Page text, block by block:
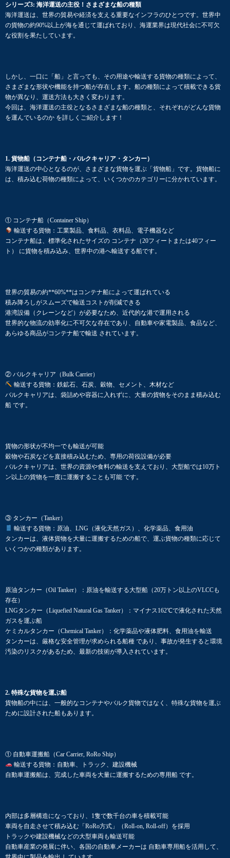
シリーズ3: 海洋運送の主役！さまざまな船の種類
海洋運送は、世界の貿易や経済を支える重要なインフラのひとつです。世界中
の貨物の約90%以上が海を通じて運ばれており、海運業界は現代社会に不可欠
な役割を果たしています。
しかし、一口に「船」と言っても、その用途や輸送する貨物の種類によって、
さまざまな形状や機能を持つ船が存在します。船の種類によって積載できる貨
物が異なり、運送方法も大きく変わります。
今回は、海洋運送の主役となるさまざまな船の種類と、それぞれがどんな貨物
を運んでいるのか を詳しくご紹介します！
1. 貨物船（コンテナ船・バルクキャリア・タンカー）
海洋運送の中心となるのが、さまざまな貨物を運ぶ「貨物船」です。貨物船に
は、積み込む荷物の種類によって、いくつかのカテゴリーに分かれています。
① コンテナ船（Container Ship）
輸送する貨物：工業製品、食料品、衣料品、電子機器など
コンテナ船は、標準化されたサイズの コンテナ（20フィートまたは40フィー
ト） に貨物を積み込み、世界中の港へ輸送する船です。
世界の貿易の約**60%**はコンテナ船によって運ばれている
積み降ろしがスムーズで輸送コストが削減できる
港湾設備（クレーンなど）が必要なため、近代的な港で運用される
世界的な物流の効率化に不可欠な存在であり、自動車や家電製品、食品など、
あらゆる商品がコンテナ船で輸送 されています。
② バルクキャリア（Bulk Carrier）
輸送する貨物：鉄鉱石、石炭、穀物、セメント、木材など
バルクキャリアは、袋詰めや容器に入れずに、大量の貨物をそのまま積み込む
船 です。
貨物の形状が不均一でも輸送が可能
穀物や石炭などを直接積み込むため、専用の荷役設備が必要
バルクキャリアは、世界の資源や食料の輸送を支えており、大型船では10万ト
ン以上の貨物を一度に運搬することも可能 です。
③ タンカー（Tanker）
輸送する貨物：原油、LNG（液化天然ガス）、化学薬品、食用油
タンカーは、液体貨物を大量に運搬するための船で、運ぶ貨物の種類に応じて
いくつかの種類があります。
原油タンカー（Oil Tanker）：原油を輸送する大型船（20万トン以上のVLCCも
存在）
LNGタンカー（Liquefied Natural Gas Tanker）：マイナス162℃で液化された天然
ガスを運ぶ船
ケミカルタンカー（Chemical Tanker）：化学薬品や液体肥料、食用油を輸送
タンカーは、厳格な安全管理が求められる船種 であり、事故が発生すると環境
汚染のリスクがあるため、最新の技術が導入されています。
2. 特殊な貨物を運ぶ船
貨物船の中には、一般的なコンテナやバルク貨物ではなく、特殊な貨物を運ぶ
ために設計された船もあります。
① 自動車運搬船（Car Carrier, RoRo Ship）
輸送する貨物：自動車、トラック、建設機械
自動車運搬船は、完成した車両を大量に運搬するための専用船 です。
内部は多層構造になっており、1隻で数千台の車を積載可能
車両を自走させて積み込む「RoRo方式」（Roll-on, Roll-off）を採用
トラックや建設機械などの大型車両も輸送可能
自動車産業の発展に伴い、各国の自動車メーカーは 自動車専用船を活用して、